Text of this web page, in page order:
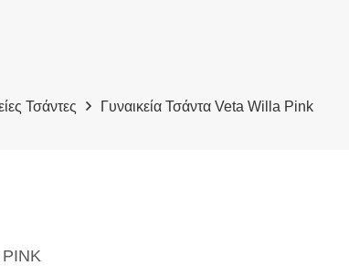
Τσάντες Γυναικεία Τσάντα Veta Willa Pink